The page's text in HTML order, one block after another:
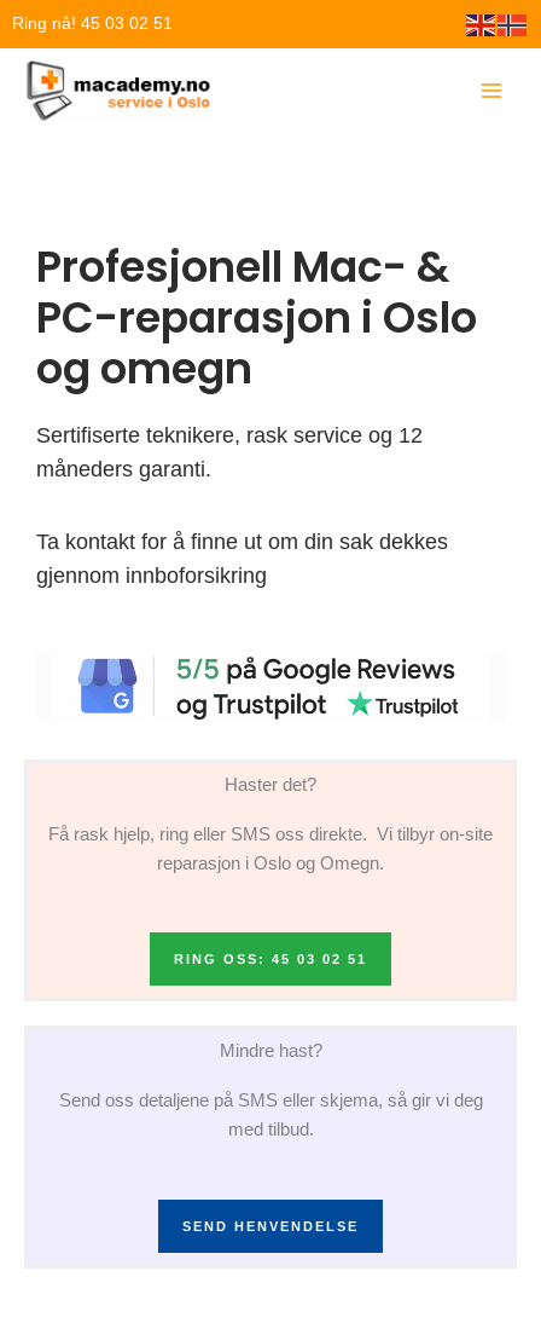
Hopp
innholdet
Ring nå! 45 03 02 51
Profesjonell Mac- &
PC-reparasjon i Oslo
og omegn
Sertifiserte teknikere, rask service og 12
måneders garanti.
Ta kontakt for å finne ut om din sak dekkes
gjennom innboforsikring
Haster det?
Få rask hjelp, ring eller SMS oss direkte. Vi tilbyr on-site
reparasjon i Oslo og Omegn.
RING OSS: 45 03 02 51
Mindre hast?
Send oss detaljene på SMS eller skjema, så gir vi deg
med tilbud.
SEND HENVENDELSE